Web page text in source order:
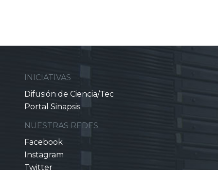
INICIATIVAS
Difusión de Ciencia/Tec
Portal Sinapsis
NUESTRAS REDES
Facebook
Instagram
Twitter